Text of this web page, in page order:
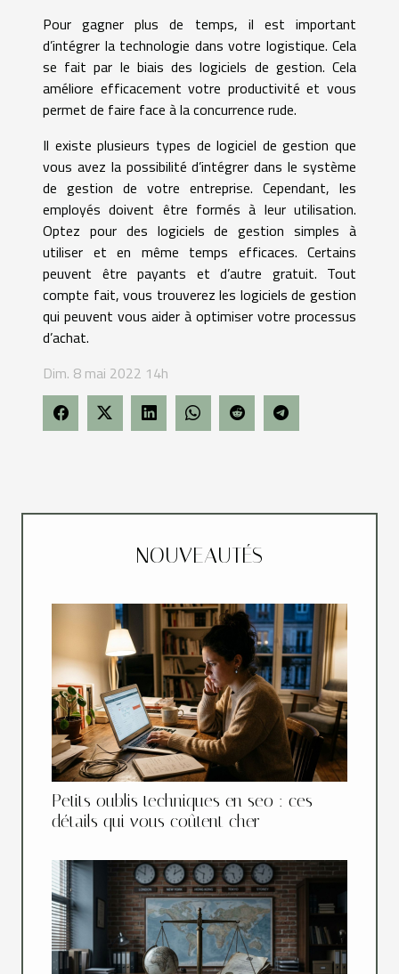
Pour gagner plus de temps, il est important
d’intégrer la technologie dans votre logistique. Cela
se fait par le biais des logiciels de gestion. Cela
améliore efficacement votre productivité et vous
permet de faire face à la concurrence rude.
Il existe plusieurs types de logiciel de gestion que
vous avez la possibilité d’intégrer dans le système
de gestion de votre entreprise. Cependant, les
employés doivent être formés à leur utilisation.
Optez pour des logiciels de gestion simples à
utiliser et en même temps efficaces. Certains
peuvent être payants et d’autre gratuit. Tout
compte fait, vous trouverez les logiciels de gestion
qui peuvent vous aider à optimiser votre processus
d’achat.
Dim. 8 mai 2022 14h
NOUVEAUTÉS
Petits oublis techniques en seo : ces
détails qui vous coûtent cher